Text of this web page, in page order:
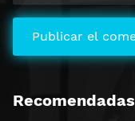
Recomendadas